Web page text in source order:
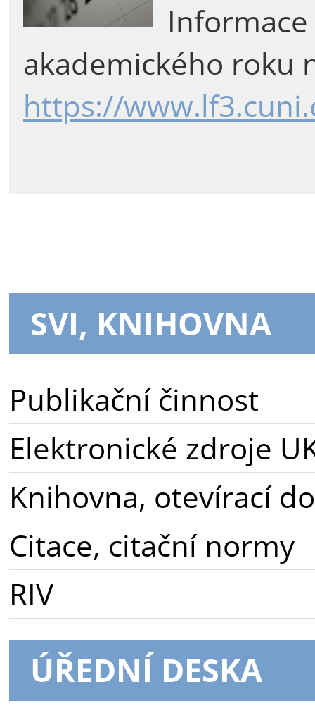
akademického roku
https://
SVI, KNIHOVNA
Publikační činnost
Elektronické zdroje
Knihovna, otevírací
Citace, citační normy
RIV
ÚŘEDNÍ DESKA